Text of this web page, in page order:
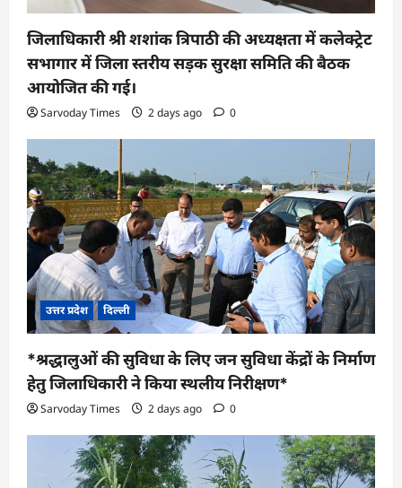
जिलाधिकारी श्री शशांक त्रिपाठी की अध्यक्षता में कलेक्ट्रेट
सभागार में जिला स्तरीय सड़क सुरक्षा समिति की बैठक
आयोजित की गई।
Sarvoday Times 2 days ago 0
उत्तर प्रदेश दिल्ली
*श्रद्धालुओं की सुविधा के लिए जन सुविधा केंद्रों के निर्माण
हेतु जिलाधिकारी ने किया स्थलीय निरीक्षण*
Sarvoday Times 2 days ago 0